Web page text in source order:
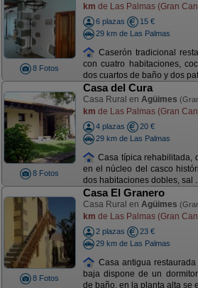
8 Fotos
km de Las Palmas (Gran
6 plazas
15 €
29 km de Las Palmas
Caserón tradicional
con cuatro habitaciones,
dos cuartos de baño y dos
8 Fotos
Casa del Cura
Casa Rural en Agüimes
km de Las Palmas (Gran
4 plazas
20 €
29 km de Las Palmas
Casa típica rehabilitada,
en el núcleo del casco
dos habitaciones dobles, sal
8 Fotos
Casa El Granero
Casa Rural en Agüimes
km de Las Palmas (Gran
2 plazas
23 €
29 km de Las Palmas
Casa antigua
baja dispone de un
de baño, en la planta alta se